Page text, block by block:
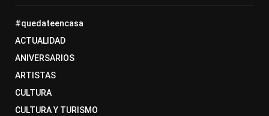
#quedateencasa
ACTUALIDAD
ANIVERSARIOS
ARTISTAS
CULTURA
CULTURA Y TURISMO